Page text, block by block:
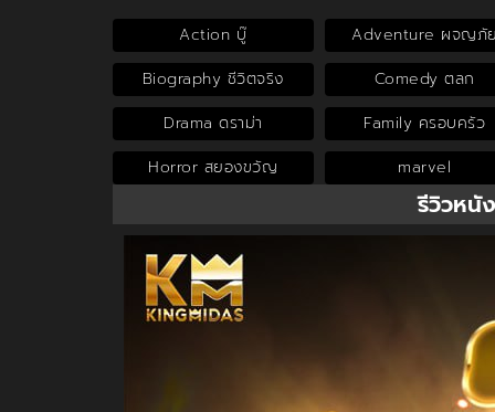
Action บู๊
Adventure ผจญภั
Biography ชีวิตจริง
Comedy ตลก
Drama ดราม่า
Family ครอบครัว
Horror สยองขวัญ
marvel
รีวิวหนั